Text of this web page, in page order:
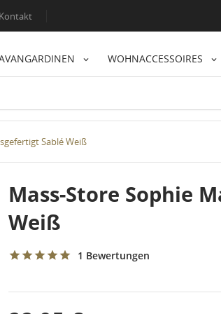
Kontakt
WOHNACCESSOIRES
Sablé Weiß
Mass-Store Sophie
Weiß
1 Bewertungen